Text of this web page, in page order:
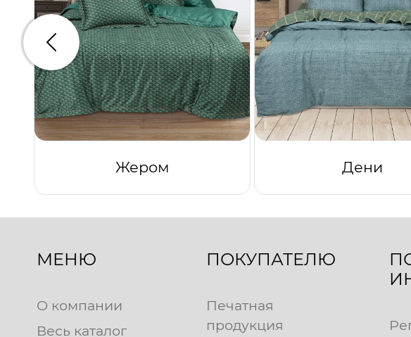
Жером Дени
Предыдущий
МЕНЮ
О компании
Весь каталог
ПОКУПАТЕЛЮ
Печатная
продукция